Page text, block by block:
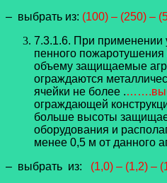
– выбрать из: (100) – (250) –
7.3.1.6. При применении
пенного пожаротушения
объему защищаемые
ограждаются
ячейки не более .
ограждающей
больше высоты
оборудования и
менее 0,5 м от данного
– выбрать из: (1,0) – (1,2) –